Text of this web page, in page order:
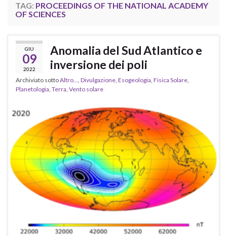
TAG: PROCEEDINGS OF THE NATIONAL ACADEMY
OF SCIENCES
GIU
09
2022
Anomalia del Sud Atlantico e
inversione dei poli
Archiviato sottoAltro..., Divulgazione, Esogeologia, Fisica Solare,
Planetologia, Terra, Vento solare